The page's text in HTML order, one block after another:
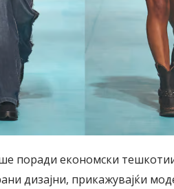
поради економски
дизајни, прикажувајќи